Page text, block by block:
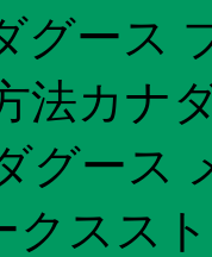
グース
法カナ
グース
クスス